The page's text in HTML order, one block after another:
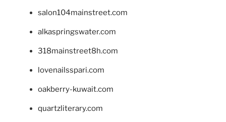
salon104mainstreet.com
alkaspringswater.com
318mainstreet8h.com
lovenailsspari.com
oakberry-kuwait.com
quartzliterary.com